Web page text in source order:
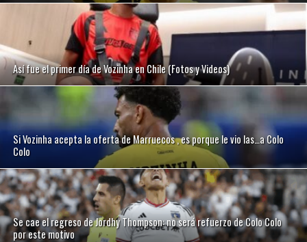
Así fue el primer día de Vozinha en Chile (Fotos y Videos)
Si Vozinha acepta la oferta de Marruecos , es porque le vio las…a Colo
Colo
Se cae el regreso de Jordhy Thompson: no será refuerzo de Colo Colo
por este motivo